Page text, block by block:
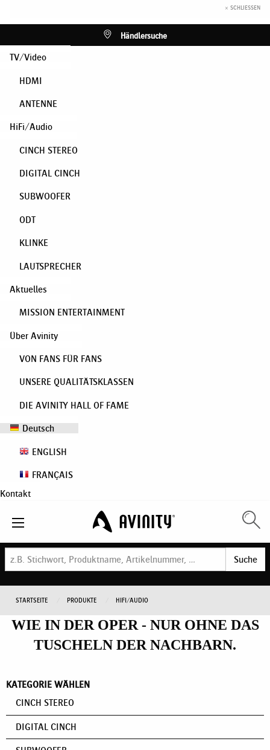
× SCHLIESSEN
Händlersuche
TV/Video
HDMI
ANTENNE
HiFi/Audio
CINCH STEREO
DIGITAL CINCH
SUBWOOFER
ODT
KLINKE
LAUTSPRECHER
Aktuelles
MISSION ENTERTAINMENT
Über Avinity
VON FANS FÜR FANS
UNSERE QUALITÄTSKLASSEN
DIE AVINITY HALL OF FAME
Deutsch
ENGLISH
FRANÇAIS
Kontakt
Suche
STARTSEITE PRODUKTE HIFI/AUDIO
WIE IN DER OPER - NUR OHNE DAS
TUSCHELN DER NACHBARN.
KATEGORIE WÄHLEN
CINCH STEREO
DIGITAL CINCH